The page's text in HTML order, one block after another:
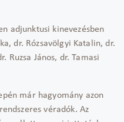
adjunktusi kinevezésben
dr. Rózsavölgyi Katalin, dr.
Ruzsa János, dr. Tamasi
már hagyomány azon
véradók. Az